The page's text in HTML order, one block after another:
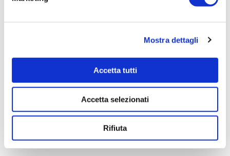
Mostra dettagli
Accetta tutti
Accetta selezionati
Rifiuta
Pagina aggiornata il 25/02/2025
CONDIVIDI